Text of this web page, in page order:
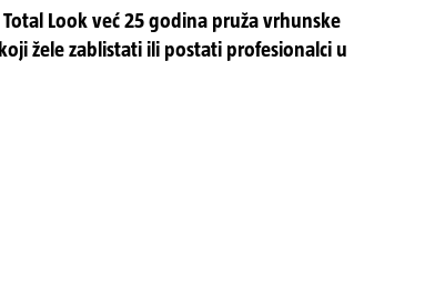
Look već 25 godina pruža vrhunske
žele zablistati ili postati profesionalci u